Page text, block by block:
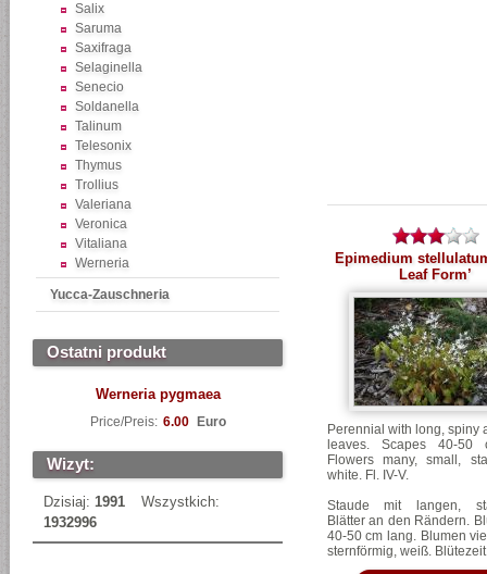
Salix
Saruma
Saxifraga
Selaginella
Senecio
Soldanella
Talinum
Telesonix
Thymus
Trollius
Valeriana
Veronica
Vitaliana
Werneria
Yucca-Zauschneria
Ostatni produkt
Werneria pygmaea
Price/Preis: 6.00 Euro
Wizyt:
Dzisiaj: 1991
Wszystkich:
1932996
Epimedium
Leaf Form’
Perennial with long, spiny
leaves. Scapes 40-50
Flowers many, small,
white. Fl. IV-V.
Staude mit langen,
Blätter an den Rändern.
40-50 cm lang. Blumen
sternförmig, weiß. Blütezeit